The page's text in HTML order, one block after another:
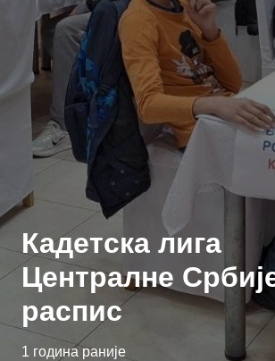
Кадетска лига
Централне
распис
1 година раније